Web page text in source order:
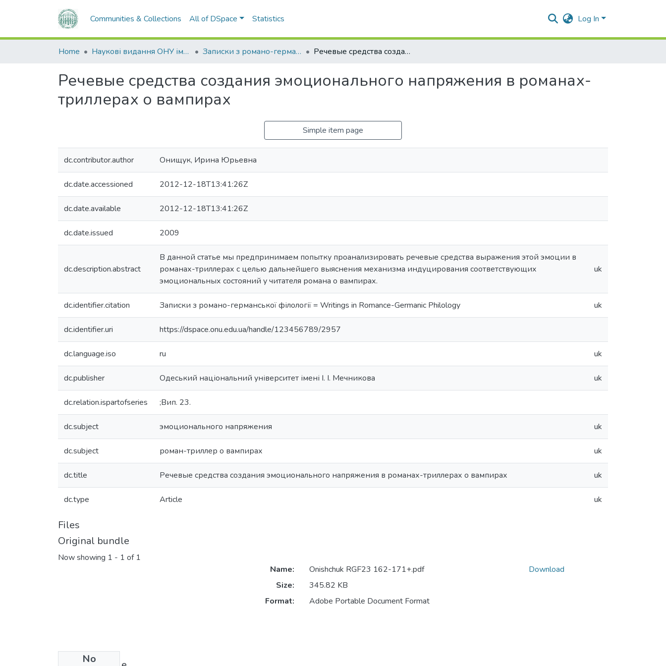
Communities & Collections All of DSpace Statistics Log In
Home Наукові видання ОНУ імені І. І. Мечникова Записки з романо-германської філології Речевые средства создания эмоционального напряжения в романах-триллерах о вампирах
Речевые средства создания эмоционального напряжения в романах-
триллерах о вампирах
Simple item page
dc.contributor.author Онищук, Ирина Юрьевна
dc.date.accessioned 2012-12-18T13:41:26Z
dc.date.available 2012-12-18T13:41:26Z
dc.date.issued 2009
dc.description.abstract
В данной статье мы предпринимаем попытку проанализировать речевые средства выражения этой эмоции в
романах-триллерах с целью дальнейшего выяснения механизма индуцирования соответствующих
эмоциональных состояний у читателя романа о вампирах.
uk
dc.identifier.citation Записки з романо-германської філології = Writings in Romance-Germanic Philology uk
dc.identifier.uri https://dspace.onu.edu.ua/handle/123456789/2957
dc.language.iso ru uk
dc.publisher Одеський національний університет імені І. І. Мечникова uk
dc.relation.ispartofseries ;Вип. 23.
dc.subject эмоционального напряжения uk
dc.subject роман-триллер о вампирах uk
dc.title Речевые средства создания эмоционального напряжения в романах-триллерах о вампирах uk
dc.type Article uk
Files
Original bundle
Now showing 1 - 1 of 1
No
Name:
Onishchuk RGF23 162-171+.pdf
Size:
345.82 KB
Format:
Adobe Portable Document Format
Download